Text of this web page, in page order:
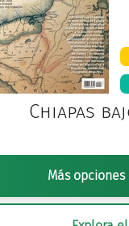
Chiapas
Más